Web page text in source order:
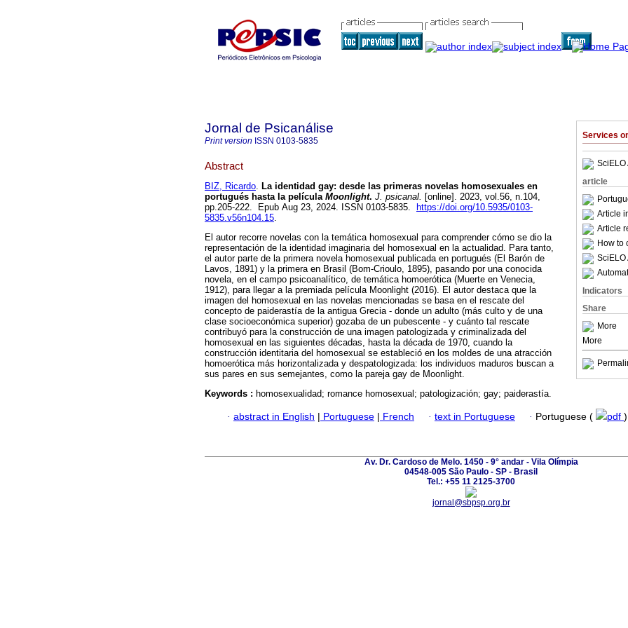
Services
SciELO
article
Article
Article
How to
SciELO
Indicators
Share
More
More
Jornal de Psicanálise
Print version ISSN 0103-5835
Abstract
BIZ, Ricardo. La identidad gay: desde las primeras novelas homosexuales en
portugués hasta la película Moonlight. J. psicanal. [online]. 2023, vol.56, n.104,
pp.205-222. Epub Aug 23, 2024. ISSN 0103-5835.
https://doi.org/10.5935/0103-
5835.v56n104.15.
El autor recorre novelas con la temática homosexual para comprender cómo se dio la
representación de la identidad imaginaria del homosexual en la actualidad. Para tanto,
el autor parte de la primera novela homosexual publicada en portugués (El Barón de
Lavos, 1891) y la primera en Brasil (Bom-Crioulo, 1895), pasando por una conocida
novela, en el campo psicoanalítico, de temática homoerótica (Muerte en Venecia,
1912), para llegar a la premiada película Moonlight (2016). El autor destaca que la
imagen del homosexual en las novelas mencionadas se basa en el rescate del
concepto de paiderastía de la antigua Grecia - donde un adulto (más culto y de una
clase socioeconómica superior) gozaba de un pubescente - y cuánto tal rescate
contribuyó para la construcción de una imagen patologizada y criminalizada del
homosexual en las siguientes décadas, hasta la década de 1970, cuando la
construcción identitaria del homosexual se estableció en los moldes de una atracción
homoerótica más horizontalizada y despatologizada: los individuos maduros buscan a
sus pares en sus semejantes, como la pareja gay de Moonlight.
Keywords : homosexualidad; romance homosexual; patologización; gay; paiderastía.
· abstract in English | Portuguese | French · text in Portuguese · Portuguese ( pdf )
Av. Dr. Cardoso de Melo. 1450 - 9° andar - Vila Olímpia
04548-005 São Paulo - SP - Brasil
Tel.: +55 11 2125-3700
jornal@sbpsp.org.br